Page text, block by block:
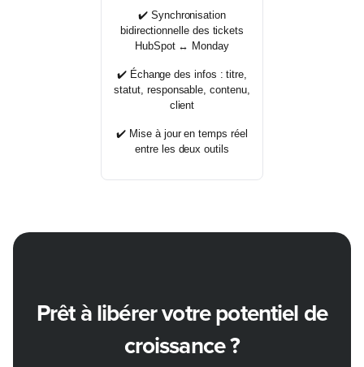
✔️ Synchronisation
bidirectionnelle des tickets
HubSpot ↔ Monday
✔️ Échange des infos : titre,
statut, responsable, contenu,
client
✔️ Mise à jour en temps réel
entre les deux outils
Prêt à libérer votre potentiel de
croissance ?